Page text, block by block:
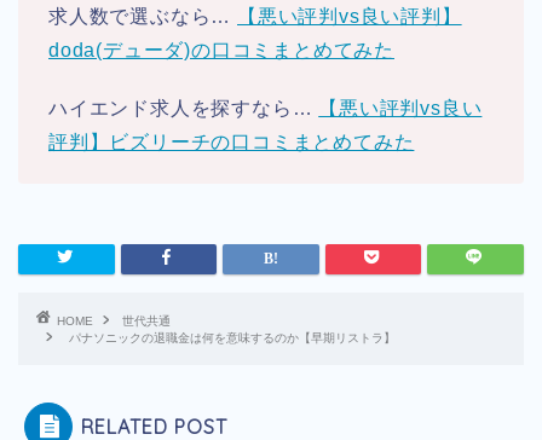
求人数で選ぶなら…
【悪い評判vs良い評判】
doda(デューダ)の口コミまとめてみた
ハイエンド求人を探すなら…
【悪い評判vs良い
評判】ビズリーチの口コミまとめてみた
HOME
世代共通
パナソニックの退職金は何を意味するのか【早期リストラ】
RELATED POST